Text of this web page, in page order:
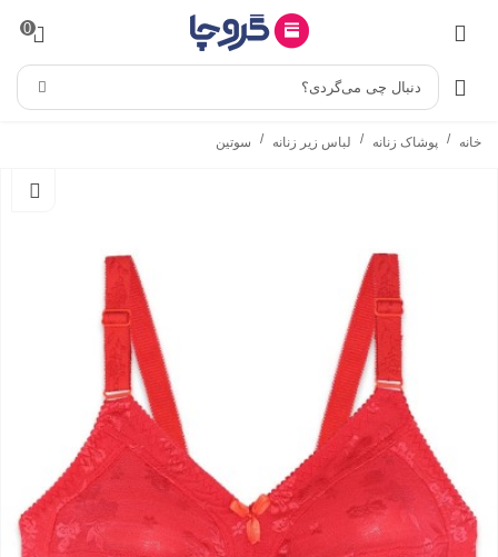
0
دنبال چی می‌گردی؟
خانه / پوشاک زنانه / لباس زیر زنانه / سوتین